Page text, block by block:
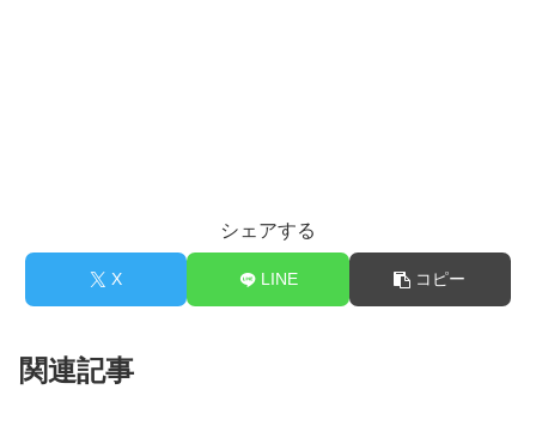
シェアする
X LINE コピー
関連記事